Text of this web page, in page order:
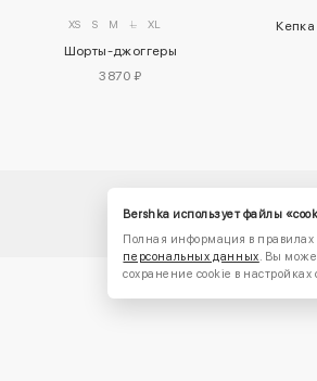
XS S M L XL
Шорты-джоггеры
3870 ₽
Bershka использует файлы
Полная информация в правилах
персональных данных. Вы
сохранение cookie в настройках